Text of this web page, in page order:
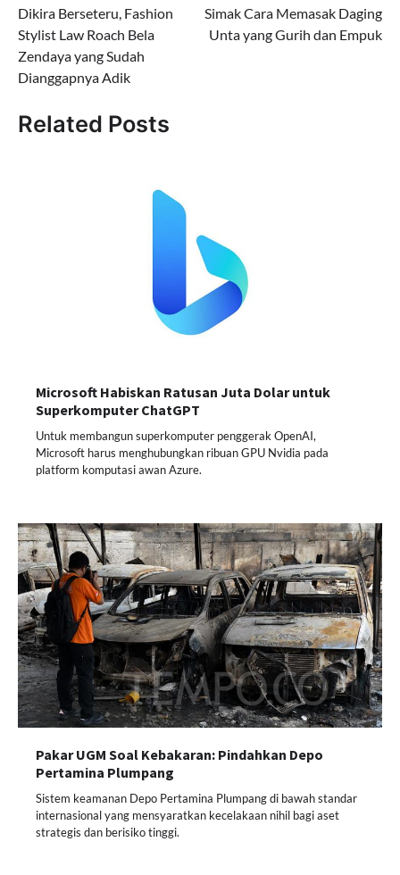
pos
Dikira Berseteru, Fashion
Stylist Law Roach Bela
Zendaya yang Sudah
Dianggapnya Adik
Simak Cara Memasak Daging
Unta yang Gurih dan Empuk
Related Posts
Microsoft Habiskan Ratusan Juta Dolar untuk
Superkomputer ChatGPT
Untuk membangun superkomputer penggerak OpenAI,
Microsoft harus menghubungkan ribuan GPU Nvidia pada
platform komputasi awan Azure.
Pakar UGM Soal Kebakaran: Pindahkan Depo
Pertamina Plumpang
Sistem keamanan Depo Pertamina Plumpang di bawah standar
internasional yang mensyaratkan kecelakaan nihil bagi aset
strategis dan berisiko tinggi.